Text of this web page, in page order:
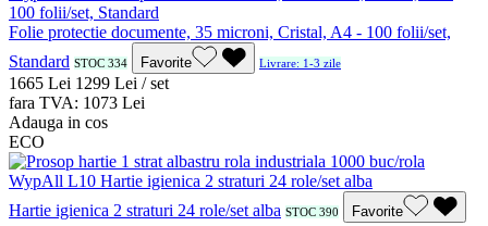
Folie protectie documente, 35 microni, Cristal, A4 - 100 folii/set,
Standard STOC 334 Favorite Livrare: 1-3 zile
1665 Lei 1299 Lei / set
fara TVA: 1073 Lei
Adauga in cos
ECO
Hartie igienica 2 straturi 24 role/set alba STOC 390 Favorite